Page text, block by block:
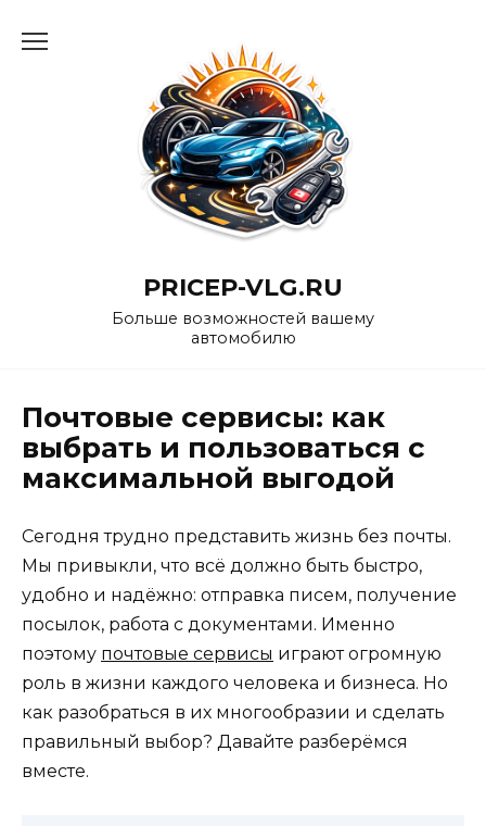
PRICEP-VLG.RU
Больше возможностей вашему
автомобилю
Почтовые сервисы: как
выбрать и пользоваться с
максимальной выгодой
Сегодня трудно представить жизнь без почты.
Мы привыкли, что всё должно быть быстро,
удобно и надёжно: отправка писем, получение
посылок, работа с документами. Именно
поэтому почтовые сервисы играют огромную
роль в жизни каждого человека и бизнеса. Но
как разобраться в их многообразии и сделать
правильный выбор? Давайте разберёмся
вместе.